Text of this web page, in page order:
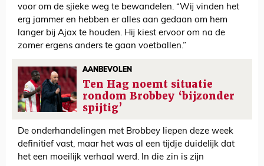
voor om de sjieke weg te bewandelen. “Wij vinden het
erg jammer en hebben er alles aan gedaan om hem
langer bij Ajax te houden. Hij kiest ervoor om na de
zomer ergens anders te gaan voetballen.”
AANBEVOLEN
Ten Hag noemt situatie
rondom Brobbey ‘bijzonder
spijtig’
De onderhandelingen met Brobbey liepen deze week
definitief vast, maar het was al een tijdje duidelijk dat
het een moeilijk verhaal werd. In die zin is zijn